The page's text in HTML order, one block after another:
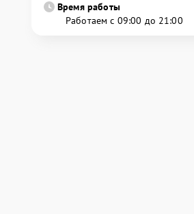
Время работы
Работаем с 09:00 до 21:00